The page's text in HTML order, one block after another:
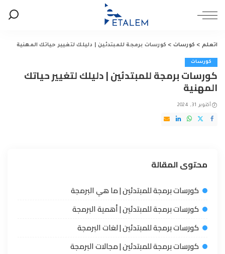
اتعلم > كورسات > كورسات برمجة للمبتدئين | دليلك لتغيير حياتك المهنية
كورسات
كورسات برمجة للمبتدئين | دليلك لتغيير حياتك
المهنية
أكتوبر 31, 2024
محتوى المقالة
كورسات برمجة للمبتدئين | ما هي البرمجة
كورسات برمجة للمبتدئين | أهمية البرمجة
كورسات برمجة للمبتدئين | لغات البرمجة
كورسات برمجة للمبتدئين | مجالات البرمجة